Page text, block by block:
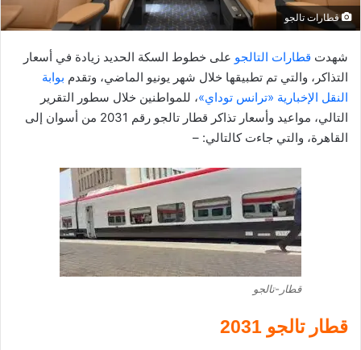
ت
و
ن
ي
ا
قطارات تالجو
شهدت قطارات التالجو على خطوط السكة الحديد زيادة في أسعار
التذاكر، والتي تم تطبيقها خلال شهر يونيو الماضي، وتقدم بوابة
النقل الإخبارية «ترانس توداي»، للمواطنين خلال سطور التقرير
التالي، مواعيد وأسعار تذاكر قطار تالجو رقم 2031 من أسوان إلى
القاهرة، والتي جاءت كالتالي: –
قطار-تالجو
قطار تالجو 2031